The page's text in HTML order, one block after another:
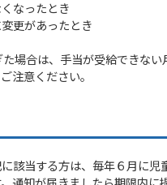
なったとき
変更があったとき
場合は、手当が受給できない
注意ください。
該当する方は、毎年６月に児